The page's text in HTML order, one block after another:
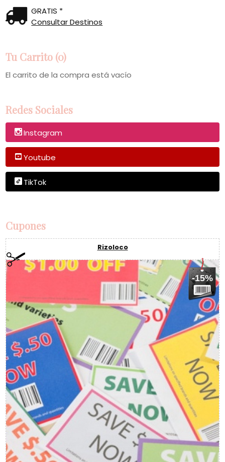
GRATIS *
Consultar Destinos
Tu Carrito (0)
El carrito de la compra está vacío
Redes Sociales
Instagram
Youtube
TikTok
Cupones
Rizoloco
-15%